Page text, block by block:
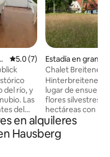
Calificación promedio: 5.0
5.0 (7)
del río, y
Las
del
a solo
al lado
se
Estadía en granja
See
Chalet
lago y esquí
lugar de
flores silvestres
hectáreas con
montañas, valles
Antiguamente
refugio
en alquileres
Hausberg